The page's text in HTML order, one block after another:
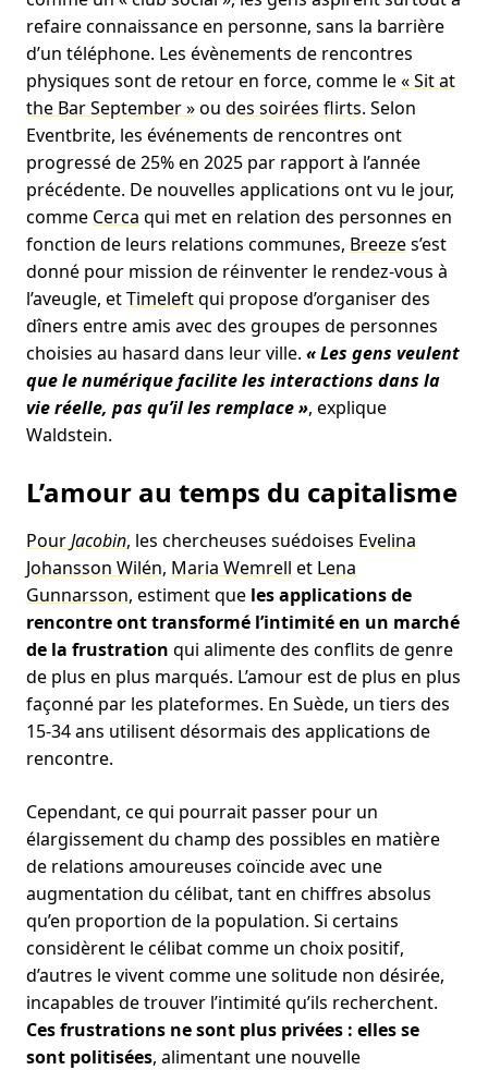
refaire connaissance en personne, sans la barrière
d’un téléphone. Les évènements de rencontres
physiques sont de retour en force, comme le« Sit at
the Bar September »ou des soirées flirts. Selon
Eventbrite, les événements de rencontres ont
progressé de 25% en 2025 par rapport à l’année
précédente. De nouvelles applications ont vu le jour,
comme Cerca qui met en relation des personnes en
fonction de leurs relations communes, Breezes’est
donné pour mission de réinventer le rendez-vous à
l’aveugle, etTimeleftqui propose d’organiser des
dîners entre amis avec des groupes de personnes
choisies au hasard dans leur ville. « Les gens veulent
que le numérique facilite les interactions dans la
vie réelle, pas qu’il les remplace », explique
Waldstein.
L’amour au temps du capitalisme
PourJacobin, les chercheuses suédoises Evelina
Johansson Wilén, Maria Wemrell et Lena
Gunnarsson, estiment que les applications de
rencontre ont transformé l’intimité en un marché
de la frustration qui alimente des conflits de genre
de plus en plus marqués. L’amour est de plus en plus
façonné par les plateformes. En Suède, un tiers des
15-34 ans utilisent désormais des applications de
rencontre.
Cependant, ce qui pourrait passer pour un
élargissement du champ des possibles en matière
de relations amoureuses coïncide avec une
augmentation du célibat, tant en chiffres absolus
qu’en proportion de la population. Si certains
considèrent le célibat comme un choix positif,
d’autres le vivent comme une solitude non désirée,
incapables de trouver l’intimité qu’ils recherchent.
Ces frustrations ne sont plus privées : elles se
sont politisées, alimentant une nouvelle